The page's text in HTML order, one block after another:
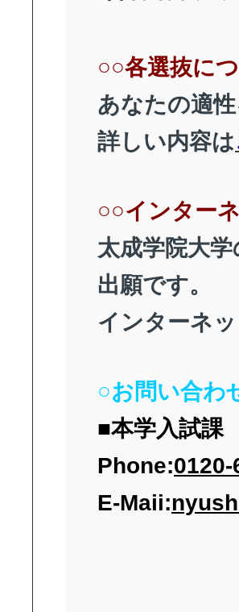
○○各選抜に
あなたの適
詳しい内容は
○○インター
太成学院大
出願です。
インターネ
○お問い合わ
■本学入試
Phone:0120-
E-Maii: